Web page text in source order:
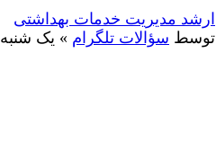
ارشد مدیریت خدمات بهداشتی
توسط سؤالات تلگرام » یک شنبه 30 خرداد 1395, 4:36 am